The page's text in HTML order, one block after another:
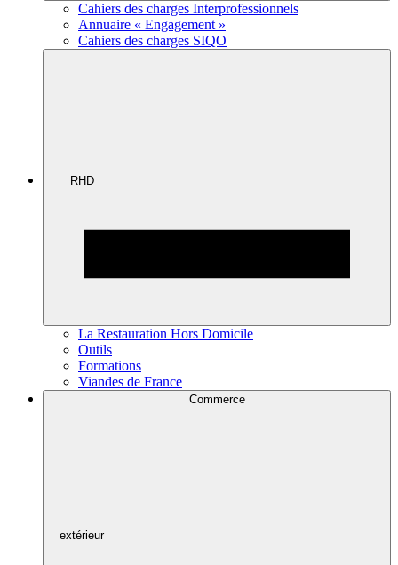
Cahiers des charges Interprofessionnels
Annuaire « Engagement »
Cahiers des charges SIQO
RHD
La Restauration Hors Domicile
Outils
Formations
Viandes de France
Commerce
extérieur